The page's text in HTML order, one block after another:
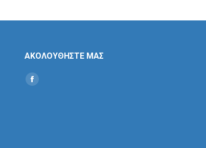
ΑΚΟΛΟΥΘΗΣΤΕ ΜΑΣ
Find us on:
Social